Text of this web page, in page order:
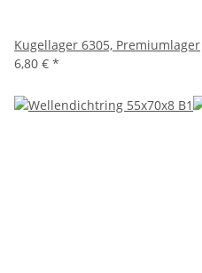
Kugellager 6305, Premiumlager
6,80 € *